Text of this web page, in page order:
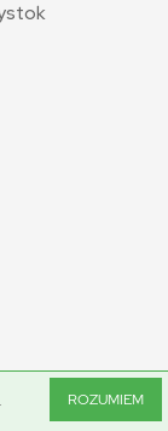
ROZUMIEM